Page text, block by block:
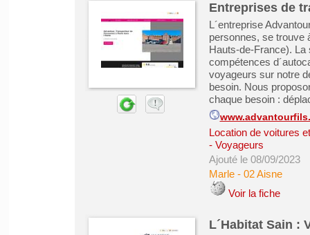
Entreprises de
L´entreprise
personnes, se trouve
Hauts-de-France).
compétences
voyageurs sur notre
besoin. Nous
chaque besoin :
Location de voitures
- Voyageurs
Ajouté le 08/09/2023
Marle- 02 Aisne
Voir la fiche
L´Habitat Sain :